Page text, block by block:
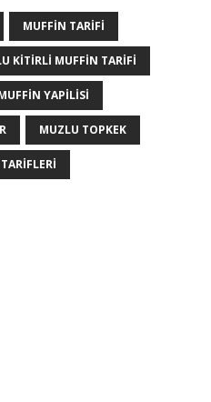
MUFFIN TARIFI
KITIRLI MUFFIN TARIFI
YAPILISI
MUZLU TOPKEK